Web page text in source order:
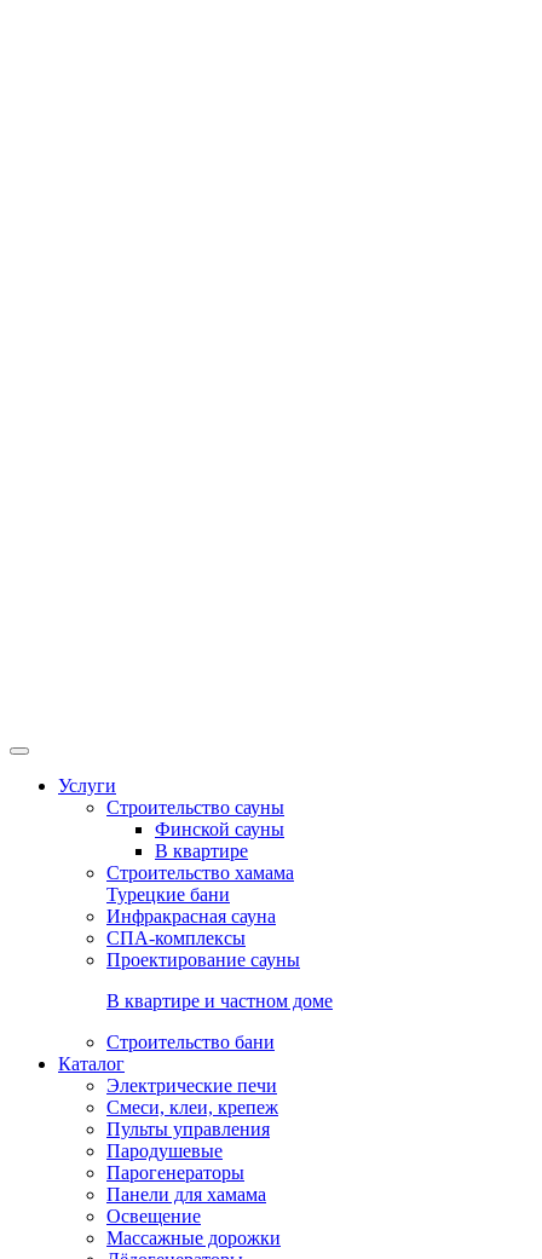
Услуги
Строительство сауны
Финской сауны
В квартире
Строительство хамама
Турецкие бани
Инфракрасная сауна
СПА-комплексы
Проектирование сауны
В квартире и частном доме
Строительство бани
Каталог
Электрические печи
Смеси, клеи, крепеж
Пульты управления
Пародушевые
Парогенераторы
Панели для хамама
Освещение
Массажные дорожки